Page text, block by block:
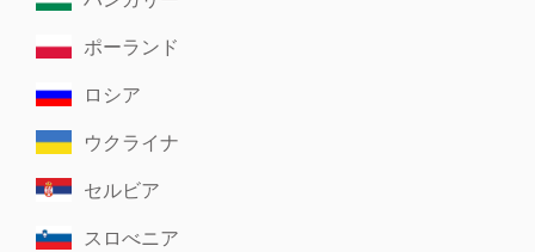
ポーランド
ロシア
ウクライナ
セルビア
スロべニア